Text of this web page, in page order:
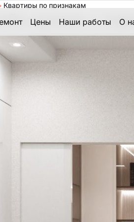
Цены Наши работы О
Квартиры по признакам
кухонь с